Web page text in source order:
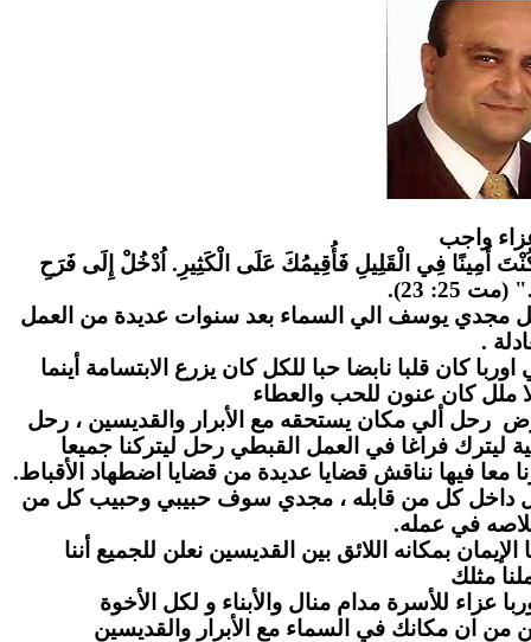
واجب
أَمِينًا فِي الْقَلِيلِ فَأُقِيمُكَ عَلَى الْكَثِيرِ. اُدْخُلْ إِلَى فَرَحِ
25: 23).
مجدي يوسف الي السماء بعد سنوات عديدة من العمل
.
كان قلبا نابضا حبا للكل كان يزرع الابتسامة أينما
ملل كان عنون للحب والعطاء
رحل ألي مكان يستحقه مع الأبرار والقديسين ، رحل
ليترك فراغا في العمل القبطي رحل ليتركنا جميعا
فيها نناقش قضايا عديدة من قضايا اضطهاد الأقباط.
داخل كل من قابله ، مجدي سوف حبيبي وحبيب كل من
في عمله.
بمكانه اللائق بين القديسين نعلن للجميع أننا
مثلك
عزاء للأسرة مدام منال والأبناء و لكل الأخوة
من ان مكانك في السماء مع الأبرار والقديسين